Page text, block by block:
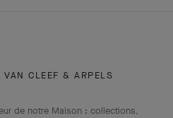
VAN CLEEF & ARPELS
de notre Maison : collections,